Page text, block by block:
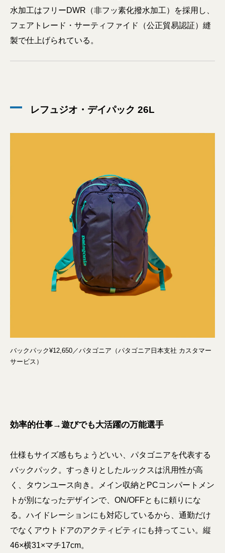
水加工はフリーDWR（非フッ素化撥水加工）を採用し、
フェアトレード・サーティファイド（公正貿易認証）縫
製で仕上げられている。
レフュジオ・デイパック 26L
バックパック¥12,650／パタゴニア（パタゴニア日本支社 カスタマー
サービス）
効率的仕事→遊びでも大活躍の万能選手
仕様もサイズ感もちょうどいい、パタゴニアを代表する
バックパック。すっきりとしたルックスは汎用性が高
く、タウンユース向き。メイン収納とPCコンパートメン
トが別になったデザインで、ON/OFFともに頼りにな
る。ハイドレーションにも対応しているから、通勤だけ
でなくアウトドアのアクティビティにも持ってこい。縦
46×横31×マチ17cm。